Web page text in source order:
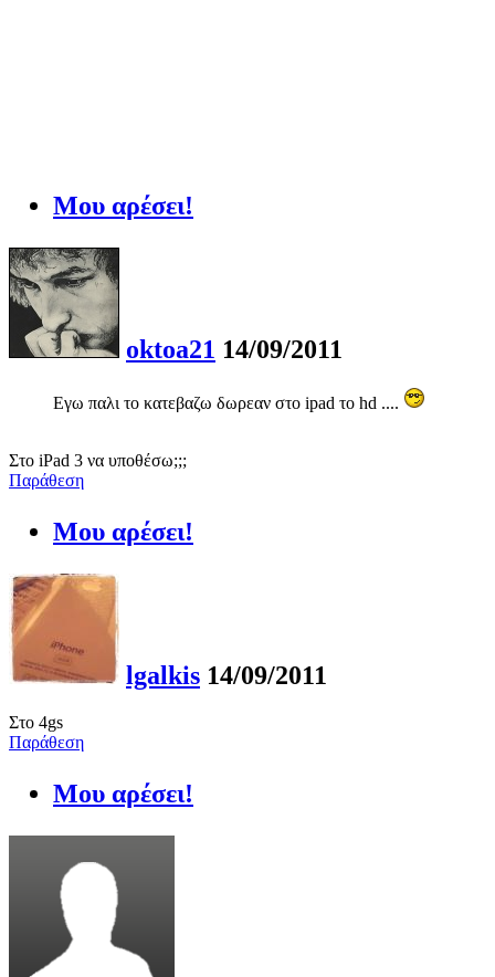
Μου αρέσει!
oktoa21 14/09/2011
Εγω παλι το κατεβαζω δωρεαν στο ipad το hd ....
Στο iPad 3 να υποθέσω;;;
Παράθεση
Μου αρέσει!
lgalkis 14/09/2011
Στο 4gs
Παράθεση
Μου αρέσει!